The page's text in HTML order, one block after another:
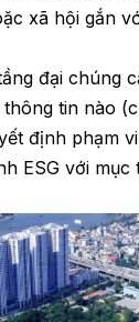
xã hội gắn
đại chúng
tin nào
định phạm
ESG với